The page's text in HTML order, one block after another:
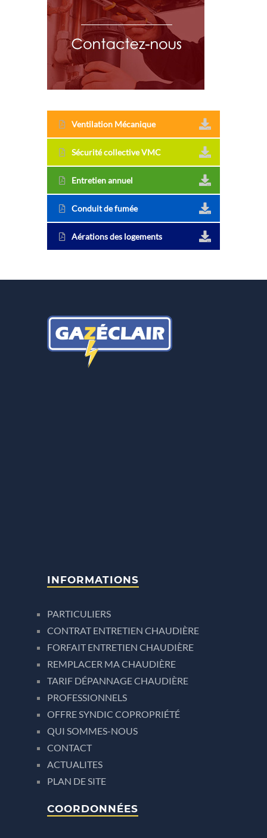
Ventilation Mécanique
Sécurité collective VMC
Entretien annuel
Conduit de fumée
Aérations des logements
INFORMATIONS
PARTICULIERS
CONTRAT ENTRETIEN CHAUDIÈRE
FORFAIT ENTRETIEN CHAUDIÈRE
REMPLACER MA CHAUDIÈRE
TARIF DÉPANNAGE CHAUDIÈRE
PROFESSIONNELS
OFFRE SYNDIC COPROPRIÉTÉ
QUI SOMMES-NOUS
CONTACT
ACTUALITES
PLAN DE SITE
COORDONNÉES